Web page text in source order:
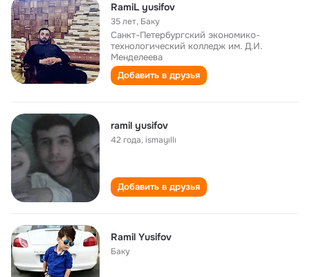
RamiL yusifov
35 лет, Баку
Санкт-Петербургский экономико-
технологический колледж им. Д.И.
Менделеева
Добавить в друзья
ramil yusifov
42 года,ismayıllı
Добавить в друзья
Ramil Yusifov
Баку